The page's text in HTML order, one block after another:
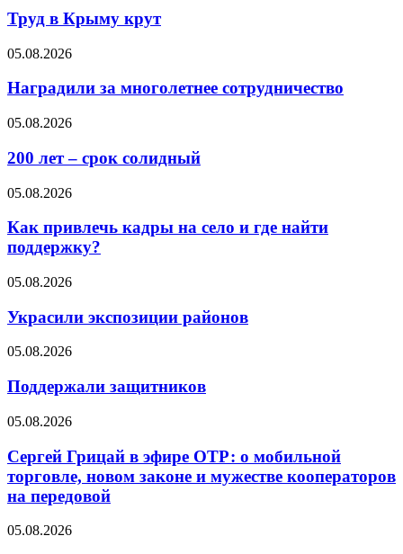
Труд в Крыму крут
05.08.2026
Наградили за многолетнее сотрудничество
05.08.2026
200 лет – срок солидный
05.08.2026
Как привлечь кадры на село и где найти
поддержку?
05.08.2026
Украсили экспозиции районов
05.08.2026
Поддержали защитников
05.08.2026
Сергей Грицай в эфире ОТР: о мобильной
торговле, новом законе и мужестве кооператоров
на передовой
05.08.2026